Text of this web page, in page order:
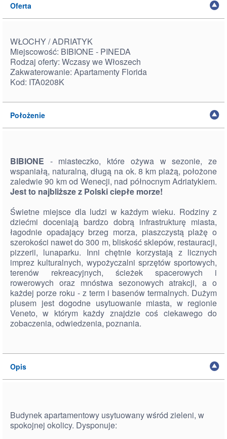
Oferta
WŁOCHY / ADRIATYK
Miejscowość: BIBIONE - PINEDA
Rodzaj oferty: Wczasy we Włoszech
Zakwaterowanie: Apartamenty Florida
Kod: ITA0208K
Położenie
BIBIONE - miasteczko, które ożywa w sezonie, ze
wspaniałą, naturalną, długą na ok. 8 km plażą, położone
zaledwie 90 km od Wenecji, nad północnym Adriatykiem.
Jest to najbliższe z Polski ciepłe morze!
Świetne miejsce dla ludzi w każdym wieku. Rodziny z
dziećmi doceniają bardzo dobrą infrastrukturę miasta,
łagodnie opadający brzeg morza, piaszczystą plażę o
szerokości nawet do 300 m, bliskość sklepów, restauracji,
pizzerii, lunaparku. Inni chętnie korzystają z licznych
imprez kulturalnych, wypożyczalni sprzętów sportowych,
terenów rekreacyjnych, ścieżek spacerowych i
rowerowych oraz mnóstwa sezonowych atrakcji, a o
każdej porze roku - z term i basenów termalnych. Dużym
plusem jest dogodne usytuowanie miasta, w regionie
Veneto, w którym każdy znajdzie coś ciekawego do
zobaczenia, odwiedzenia, poznania.
Opis
Budynek apartamentowy usytuowany wśród zieleni, w
spokojnej okolicy. Dysponuje: